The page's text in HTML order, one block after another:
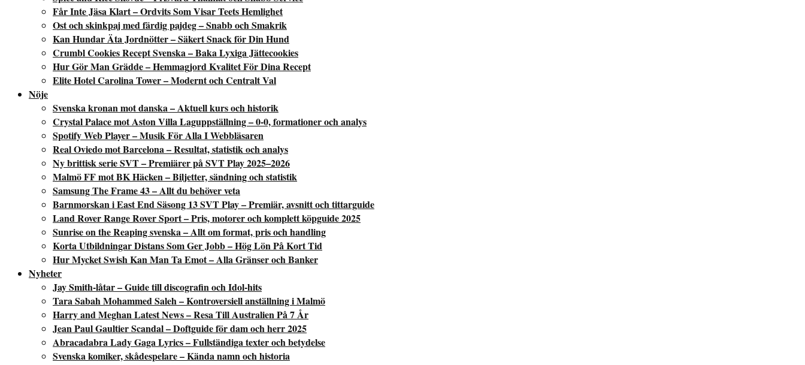
Får Inte Jäsa Klart – Ordvits Som Visar Teets Hemlighet
Ost och skinkpaj med färdig pajdeg – Snabb och Smakrik
Kan Hundar Äta Jordnötter – Säkert Snack för Din Hund
Crumbl Cookies Recept Svenska – Baka Lyxiga Jättecookies
Hur Gör Man Grädde – Hemmagjord Kvalitet För Dina Recept
Elite Hotel Carolina Tower – Modernt och Centralt Val
Nöje
Svenska kronan mot danska – Aktuell kurs och historik
Crystal Palace mot Aston Villa Laguppställning – 0-0, formationer och analys
Spotify Web Player – Musik För Alla I Webbläsaren
Real Oviedo mot Barcelona – Resultat, statistik och analys
Ny brittisk serie SVT – Premiärer på SVT Play 2025–2026
Malmö FF mot BK Häcken – Biljetter, sändning och statistik
Samsung The Frame 43 – Allt du behöver veta
Barnmorskan i East End Säsong 13 SVT Play – Premiär, avsnitt och tittarguide
Land Rover Range Rover Sport – Pris, motorer och komplett köpguide 2025
Sunrise on the Reaping svenska – Allt om format, pris och handling
Korta Utbildningar Distans Som Ger Jobb – Hög Lön På Kort Tid
Hur Mycket Swish Kan Man Ta Emot – Alla Gränser och Banker
Nyheter
Jay Smith-låtar – Guide till discografin och Idol-hits
Tara Sabah Mohammed Saleh – Kontroversiell anställning i Malmö
Harry and Meghan Latest News – Resa Till Australien På 7 År
Jean Paul Gaultier Scandal – Doftguide för dam och herr 2025
Abracadabra Lady Gaga Lyrics – Fullständiga texter och betydelse
Svenska komiker, skådespelare – Kända namn och historia